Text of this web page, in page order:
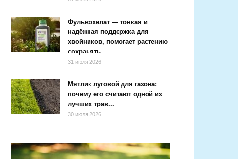
Фульвохелат — тонкая и
надёжная поддержка для
хвойников, помогает растению
сохранять...
31 июля 2026
Мятлик луговой для газона:
почему его считают одной из
лучших трав...
30 июля 2026